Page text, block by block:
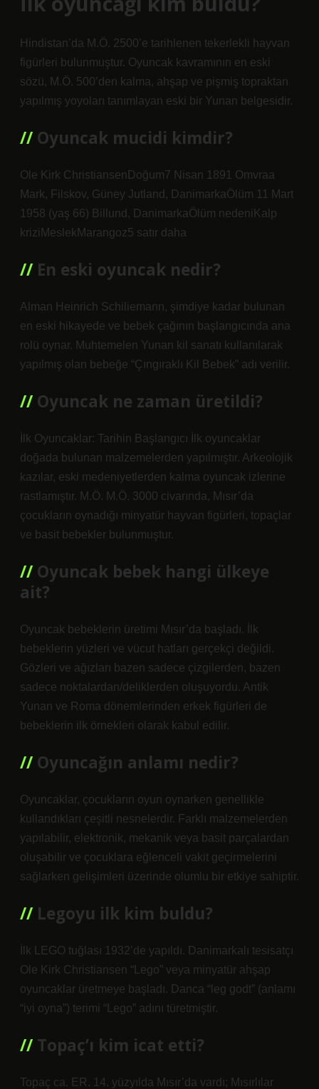
Hindistan’da M.Ö. 2500’e tarihlenen tekerlekli hayvan
figürleri bulunmuştur. Oyuncak kavramının en eski
sözü, M.Ö. 500’den kalma, ahşap ve pişmiş topraktan
yapılmış yoyoları tanımlayan eski bir Yunan belgesidir.
Oyuncak mucidi kimdir?
Ole Kirk ChristiansenDoğum7 Nisan 1891 Omvraa
Mark, Filskov, Güney Jutland, DanimarkaÖlüm 11 Mart
1958 (yaş 66) Billund, DanimarkaÖlüm nedeniKalp
kriziMeslekMarangoz5 satır daha
En eski oyuncak nedir?
Alman Heinrich Schiliemann, şimdiye kadar bulunan
en eski hikayede ve bebek çağının başlangıcında ana
rolü oynar. Muhtemelen Yunan kil sanatı kullanılarak
yapılmış olan bebeğe “Çıngıraklı Kil Bebek” adı verilir.
Oyuncak ne zaman üretildi?
İlk Oyuncaklar: Tarihin Başlangıcı İlk oyuncaklar
doğada bulunan malzemelerden yapılmıştır. Arkeolojik
kazılar, eski medeniyetlerden kalma oyuncak izlerine
rastlamıştır. M.Ö. M.Ö. 3000 civarında, Mısır’da
çocukların oynadığı minyatür hayvan figürleri, topaçlar
ve basit bebekler bulunmuştur.
Oyuncak bebek hangi ülkeye
ait?
Oyuncak bebeklerin üretimi Mısır’da başladı. İlk
bebeklerin yüzleri ve vücut hatları gerçekçi değildi.
Gözleri ve ağızları bazen sadece çizgilerden, bazen
sadece noktalardan/deliklerden oluşuyordu. Antik
Yunan ve Roma dönemlerinden erkek figürleri de
bebeklerin ilk örnekleri olarak kabul edilir.
Oyuncağın anlamı nedir?
Oyuncaklar, çocukların oyun oynarken genellikle
kullandıkları çeşitli nesnelerdir. Farklı malzemelerden
yapılabilir, elektronik, mekanik veya basit parçalardan
oluşabilir ve çocuklara eğlenceli vakit geçirmelerini
sağlarken gelişimleri üzerinde olumlu bir etkiye sahiptir.
Legoyu ilk kim buldu?
İlk LEGO tuğlası 1932’de yapıldı. Danimarkalı tesisatçı
Ole Kirk Christiansen “Lego” veya minyatür ahşap
oyuncaklar üretmeye başladı. Danca “leg godt” (anlamı
“iyi oyna”) terimi “Lego” adını türetmiştir.
Topaç’ı kim icat etti?
Topaç ca. ER. 14. yüzyılda Mısır’da vardı; Mısırlılar